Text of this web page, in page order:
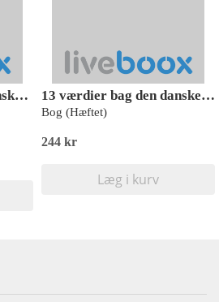
13 historier om den danske velfærdsstat 13 værdier bag den danske velfærdsstat
Bog (Hæftet)
244 kr
Læg i kurv